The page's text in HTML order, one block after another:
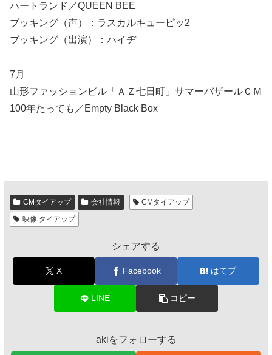
ハートランド／QUEEN BEE
ブッキング（声）：ラスカルキューピッ2
ブッキング（出演）：ハイヂ
7月
山形ファッションビル「ＡＺ七日町」サマーバザールＣＭ
100年たっても／Empty Black Box
CMタイアップ 会社情報
CMタイアップ
映像 タイアップ
シェアする
X Facebook はてブ
LINE コピー
akiをフォローする